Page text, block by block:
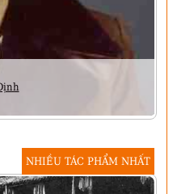
NHIỀU TÁC PHẨM NHẤT